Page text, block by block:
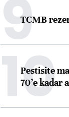
9
TCMB
10
Pestisite
70’e kadar